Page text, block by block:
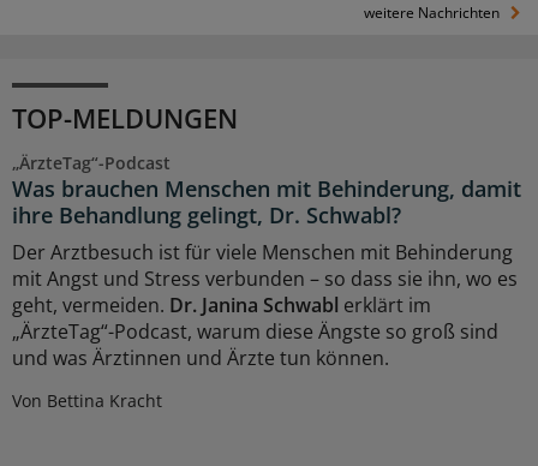
weitere Nachrichten
TOP-MELDUNGEN
„ÄrzteTag“-Podcast
Was brauchen Menschen mit Behinderung, damit
ihre Behandlung gelingt, Dr. Schwabl?
Der Arztbesuch ist für viele Menschen mit Behinderung
mit Angst und Stress verbunden – so dass sie ihn, wo es
geht, vermeiden. Dr. Janina Schwabl erklärt im
„ÄrzteTag“-Podcast, warum diese Ängste so groß sind
und was Ärztinnen und Ärzte tun können.
Von Bettina Kracht